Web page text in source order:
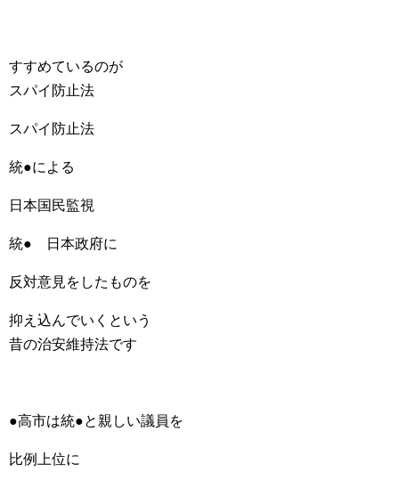
すすめているのが
スパイ防止法
スパイ防止法
統●による
日本国民監視
統● 日本政府に
反対意見をしたものを
抑え込んでいくという
昔の治安維持法です
●高市は統●と親しい議員を
比例上位に